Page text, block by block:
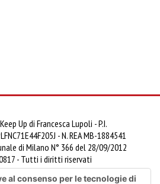
Up di Francesca Lupoli - P.I.
- N. REA MB-1884541
di Milano N° 366 del 28/09/2012
- Tutti i diritti riservati
al consenso per le tecnologie di